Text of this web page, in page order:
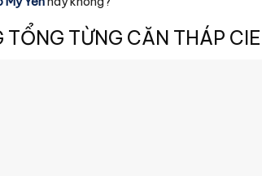
TỔNG TỪNG CĂN THÁP